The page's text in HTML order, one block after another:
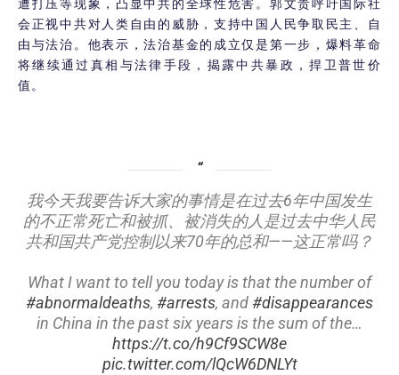
遭打压等现象，凸显中共的全球性危害。郭文贵呼吁国际社
会正视中共对人类自由的威胁，支持中国人民争取民主、自
由与法治。他表示，法治基金的成立仅是第一步，爆料革命
将继续通过真相与法律手段，揭露中共暴政，捍卫普世价
值。
我今天我要告诉大家的事情是在过去6年中国发生
的不正常死亡和被抓、被消失的人是过去中华人民
共和国共产党控制以来70年的总和——这正常吗？
What I want to tell you today is that the number of
#abnormaldeaths, #arrests, and#disappearances
in China in the past six years is the sum of the…
https://t.co/h9Cf9SCW8e
pic.twitter.com/lQcW6DNLYt